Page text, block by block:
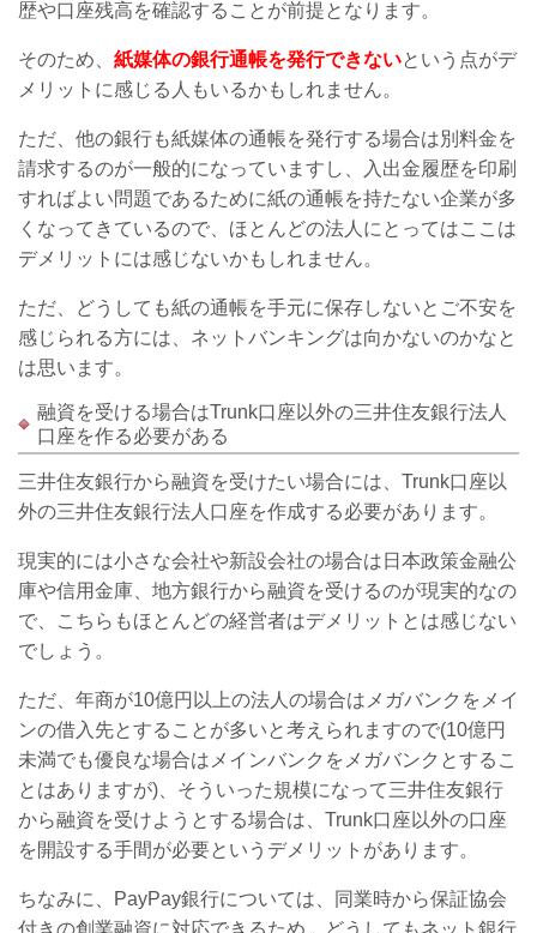
歴や口座残高を確認することが前提となります。
そのため、 紙媒体の銀行通帳を発行できないという点がデ
メリットに感じる人もいるかもしれません。
ただ、他の銀行も紙媒体の通帳を発行する場合は別料金を
請求するのが一般的になっていますし、入出金履歴を印刷
すればよい問題であるために紙の通帳を持たない企業が多
くなってきているので、ほとんどの法人にとってはここは
デメリットには感じないかもしれません。
ただ、どうしても紙の通帳を手元に保存しないとご不安を
感じられる方には、ネットバンキングは向かないのかなと
は思います。
融資を受ける場合はTrunk口座以外の三井住友銀行法人
口座を作る必要がある
三井住友銀行から融資を受けたい場合には、Trunk口座以
外の三井住友銀行法人口座を作成する必要があります。
現実的には小さな会社や新設会社の場合は日本政策金融公
庫や信用金庫、地方銀行から融資を受けるのが現実的なの
で、こちらもほとんどの経営者はデメリットとは感じない
でしょう。
ただ、年商が10億円以上の法人の場合はメガバンクをメイ
ンの借入先とすることが多いと考えられますので(10億円
未満でも優良な場合はメインバンクをメガバンクとするこ
とはありますが)、そういった規模になって三井住友銀行
から融資を受けようとする場合は、Trunk口座以外の口座
を開設する手間が必要というデメリットがあります。
ちなみに、PayPay銀行については、同業時から保証協会
付きの創業融資に対応できるため、どうしてもネット銀行